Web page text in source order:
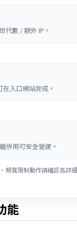
代數 / 額外 IP。
入口網站完成。
併用可安全營運。
頻寬限制動作請確認各詳細
能